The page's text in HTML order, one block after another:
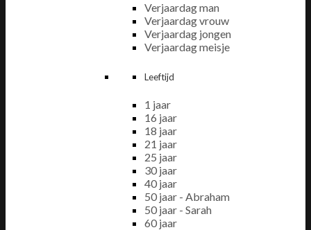
Verjaardag man
Verjaardag vrouw
Verjaardag jongen
Verjaardag meisje
Leeftijd
1 jaar
16 jaar
18 jaar
21 jaar
25 jaar
30 jaar
40 jaar
50 jaar - Abraham
50 jaar - Sarah
60 jaar